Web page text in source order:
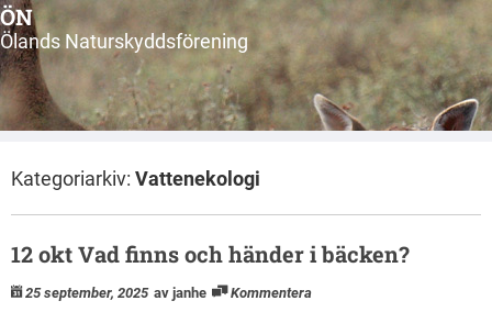
Aktiviteter
ÖN tycker
Natur- och miljöorganisationer på Öland
ÖN
Ölands Naturskyddsförening
Kategoriarkiv: Vattenekologi
12 okt Vad finns och händer i bäcken?
25 september, 2025 av janhe Kommentera